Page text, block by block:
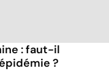
: faut-il
?